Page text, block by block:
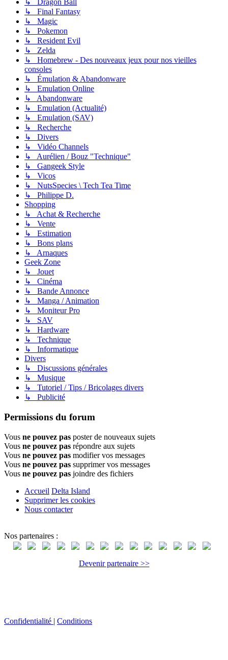
↳ Dragon Ball
↳ Final Fantasy
↳ Magic
↳ Pokemon
↳ Resident Evil
↳ Zelda
↳ Homebrew - Des nouveaux jeux pour nos vieilles
consoles
↳ Émulation & Abandonware
↳ Emulation Online
↳ Abandonware
↳ Emulation (Actualité)
↳ Emulation (SAV)
↳ Recherche
↳ Divers
↳ Vidéo Channels
↳ Aurélien / Bouz "Technique"
↳ Gangeek Style
↳ Vicos
↳ NutsSpecies \ Tech Tea Time
↳ Philippe D.
Shopping
↳ Achat & Recherche
↳ Vente
↳ Estimation
↳ Bons plans
↳ Arnaques
Geek Zone
↳ Jouet
↳ Cinéma
↳ Bande Annonce
↳ Manga / Animation
↳ Moniteur Pro
↳ SAV
↳ Hardware
↳ Technique
↳ Informatique
Divers
↳ Discussions générales
↳ Musique
↳ Tutoriel / Tips / Bricolages divers
↳ Publicité
Permissions du forum
Vous ne pouvez pas poster de nouveaux sujets
Vous ne pouvez pas répondre aux sujets
Vous ne pouvez pas modifier vos messages
Vous ne pouvez pas supprimer vos messages
Vous ne pouvez pas joindre des fichiers
Accueil Delta Island
Supprimer les cookies
Nous contacter
Nos partenaires :
Devenir partenaire >>
Confidentialité Conditions